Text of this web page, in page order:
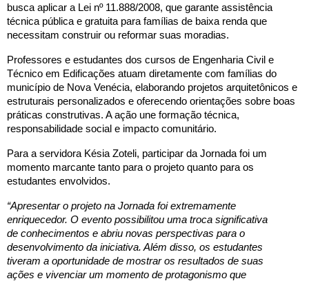
busca aplicar a Lei nº 11.888/2008, que garante assistência
técnica pública e gratuita para famílias de baixa renda que
necessitam construir ou reformar suas moradias.
Professores e estudantes dos cursos de Engenharia Civil e
Técnico em Edificações atuam diretamente com famílias do
município de Nova Venécia, elaborando projetos arquitetônicos e
estruturais personalizados e oferecendo orientações sobre boas
práticas construtivas. A ação une formação técnica,
responsabilidade social e impacto comunitário.
Para a servidora Késia Zoteli, participar da Jornada foi um
momento marcante tanto para o projeto quanto para os
estudantes envolvidos.
“Apresentar o projeto na Jornada foi extremamente
enriquecedor. O evento possibilitou uma troca significativa
de conhecimentos e abriu novas perspectivas para o
desenvolvimento da iniciativa. Além disso, os estudantes
tiveram a oportunidade de mostrar os resultados de suas
ações e vivenciar um momento de protagonismo que